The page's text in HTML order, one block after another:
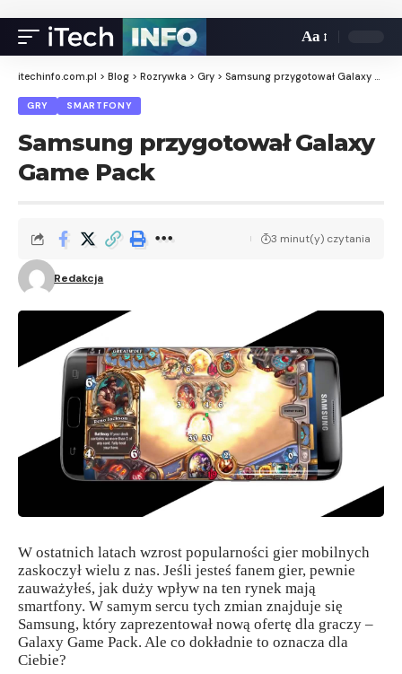
Aa
itechinfo.com.pl > Blog > Rozrywka > Gry > Samsung przygotował Galaxy Game Pack
GRY SMARTFONY
Samsung przygotował Galaxy
Game Pack
Redakcja
3 minut(y) czytania
W ostatnich latach wzrost popularności gier mobilnych
zaskoczył wielu z nas. Jeśli jesteś fanem gier, pewnie
zauważyłeś, jak duży wpływ na ten rynek mają
smartfony. W samym sercu tych zmian znajduje się
Samsung, który zaprezentował nową ofertę dla graczy –
Galaxy Game Pack. Ale co dokładnie to oznacza dla
Ciebie?